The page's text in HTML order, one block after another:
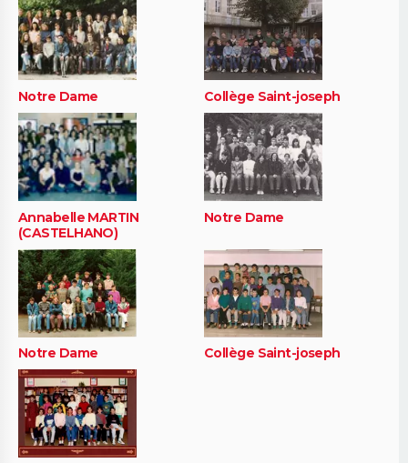
Notre Dame Collège Saint-joseph
Annabelle MARTIN
(CASTELHANO)
Notre Dame
Notre Dame Collège Saint-joseph